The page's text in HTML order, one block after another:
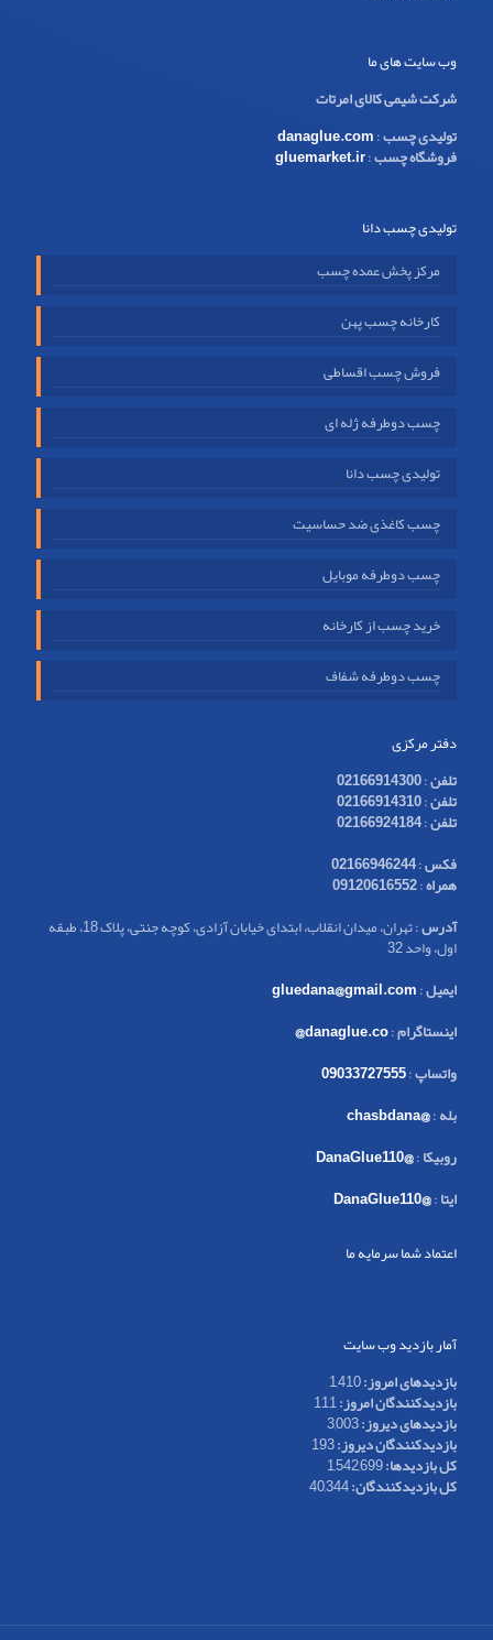
وب سایت های ما
شرکت شیمی کالای امرتات
تولیدی چسب:
danaglue.com
فروشگاه چسب:
gluemarket.ir
تولیدی چسب دانا
مرکز پخش عمده چسب
کارخانه چسب پهن
فروش چسب اقساطی
چسب دوطرفه ژله ای
تولیدی چسب دانا
چسب کاغذی ضد حساسیت
چسب دوطرفه موبایل
خرید چسب از کارخانه
چسب دوطرفه شفاف
دفتر مرکزی
تلفن:
02166914300
تلفن:
02166914310
تلفن:
02166924184
فکس:
02166946244
همراه:
09120616552
آدرس
: تهران، میدان انقلاب، ابتدای خیابان آزادی، کوچه جنتی، پلاک 18، طبقه
اول، واحد 32
ایمیل:
gluedana@gmail.com
اینستاگرام:
danaglue.co@
واتساپ:
09033727555
بله:
@chasbdana
روبیکا:
@DanaGlue110
ایتا:
@DanaGlue110
اعتماد شما سرمایه ما
آمار بازدید وب سایت
بازدیدهای امروز:1,410
بازدیدکنندگان امروز:111
بازدیدهای دیروز:3,003
بازدیدکنندگان دیروز:193
کل بازدیدها:1,542,699
کل بازدیدکنند‌گان:40,344